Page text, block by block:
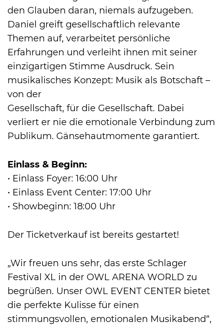
den Glauben daran, niemals aufzugeben.
Daniel greift gesellschaftlich relevante
Themen auf, verarbeitet persönliche
Erfahrungen und verleiht ihnen mit seiner
einzigartigen Stimme Ausdruck. Sein
musikalisches Konzept: Musik als Botschaft –
von der
Gesellschaft, für die Gesellschaft. Dabei
verliert er nie die emotionale Verbindung zum
Publikum. Gänsehautmomente garantiert.
Einlass & Beginn:
• Einlass Foyer: 16:00 Uhr
• Einlass Event Center: 17:00 Uhr
• Showbeginn: 18:00 Uhr
Der Ticketverkauf ist bereits gestartet!
„Wir freuen uns sehr, das erste Schlager
Festival XL in der OWL ARENA WORLD zu
begrüßen. Unser OWL EVENT CENTER bietet
die perfekte Kulisse für einen
stimmungsvollen, emotionalen Musikabend“,